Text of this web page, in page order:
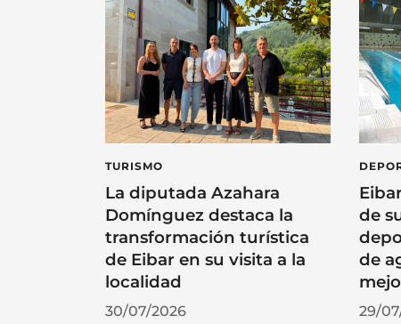
TURISMO
La diputada Azahara
Domínguez destaca la
transformación turística
de Eibar en su visita a la
localidad
30/07/2026
de
de
29/